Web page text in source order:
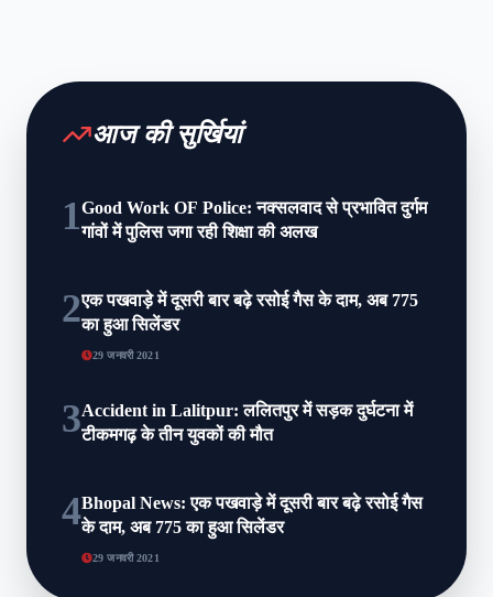
आज की सुर्खियां
1Good Work OF Police: नक्सलवाद से प्रभावित दुर्गम
गांवों में पुलिस जगा रही शिक्षा की अलख
2एक पखवाड़े में दूसरी बार बढ़े रसोई गैस के दाम, अब 775
का हुआ सिलेंडर
29 जनवरी 2021
3Accident in Lalitpur: ललितपुर में सड़क दुर्घटना में
टीकमगढ़ के तीन युवकों की मौत
4Bhopal News: एक पखवाड़े में दूसरी बार बढ़े रसोई गैस
के दाम, अब 775 का हुआ सिलेंडर
29 जनवरी 2021